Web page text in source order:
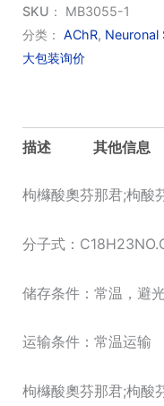
数
量
SKU： MB3055-1
分类： AChR, Neuronal
大包装询价
描述 其他信息
枸櫞酸奧芬那君;枸酸
分子式：
储存条件：常温，避
运输条件：常温运输
枸櫞酸奧芬那君;枸酸